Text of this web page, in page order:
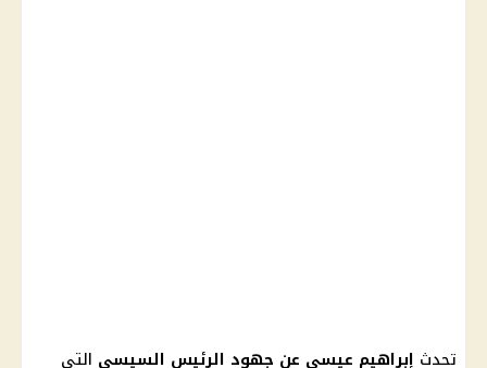
تحدث إبراهيم عيسى عن جهود الرئيس السيسي التي